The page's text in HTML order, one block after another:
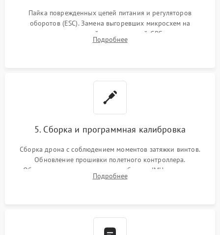
Пайка поврежденных цепей питания и регуляторов
оборотов (ESC). Замена выгоревших микросхем на
материнской плате, модулей GPS
Подробнее
5. Сборка и программная калибровка
Сборка дрона с соблюдением моментов затяжки винтов.
Обновление прошивки полетного контроллера.
Обязательная программная калибровка IMU-сенсоров,
компаса, датчиков позиционирования и горизонта подвеса
Подробнее